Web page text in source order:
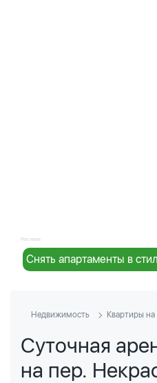
Реклама:
Снять апартаменты в
Недвижимость Квартиры на
Суточная
на пер.